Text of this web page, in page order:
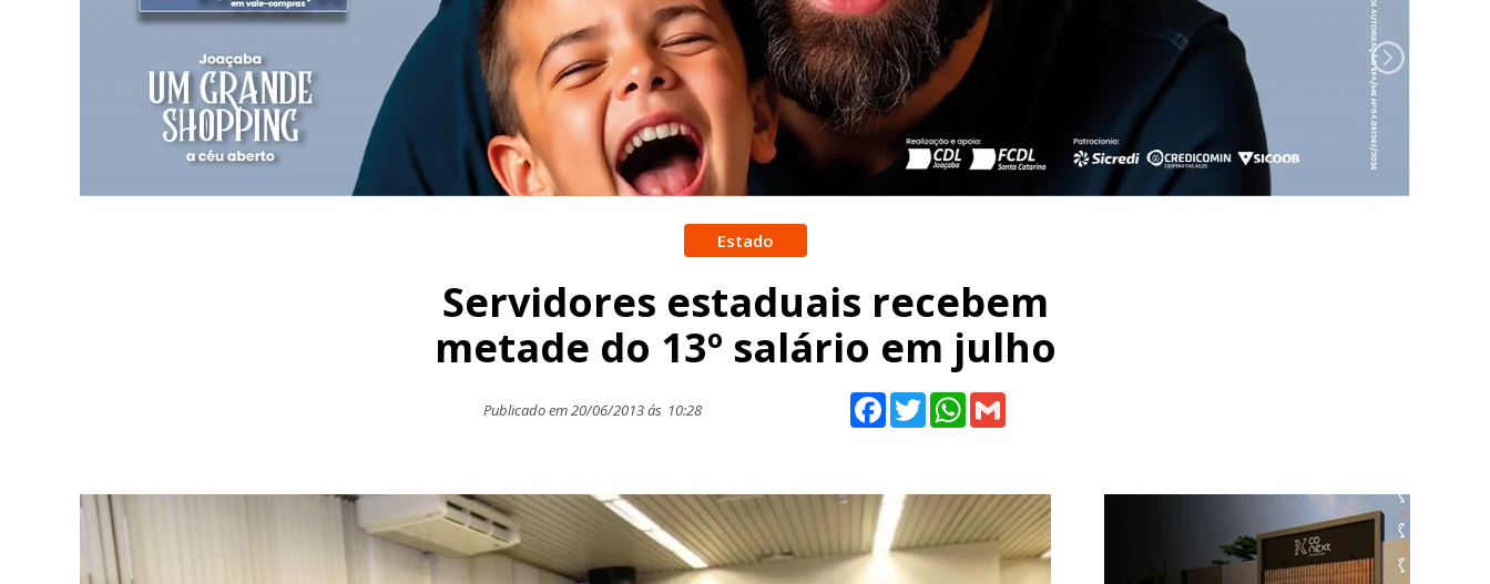
Estado
Servidores estaduais recebem
metade do 13º salário em julho
Publicado em 20/06/2013 ás 10:28 Facebook
TwitterWhatsApp
Gmail